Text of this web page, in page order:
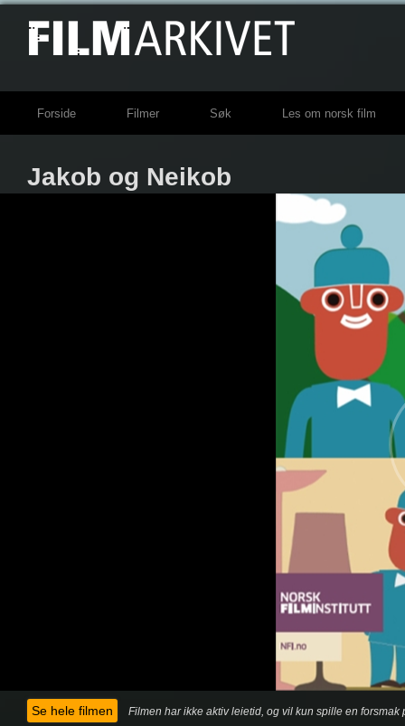
Forside Filmer Søk Les om norsk film
Jakob og Neikob
Se hele filmen Filmen har ikke aktiv leietid, og vil kun spille en forsmak